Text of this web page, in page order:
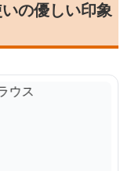
の優しい印象